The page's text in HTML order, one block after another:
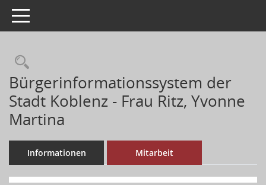
Toggle navigation
Bürgerinformationssystem der
Stadt Koblenz - Frau Ritz, Yvonne
Martina
Informationen Mitarbeit